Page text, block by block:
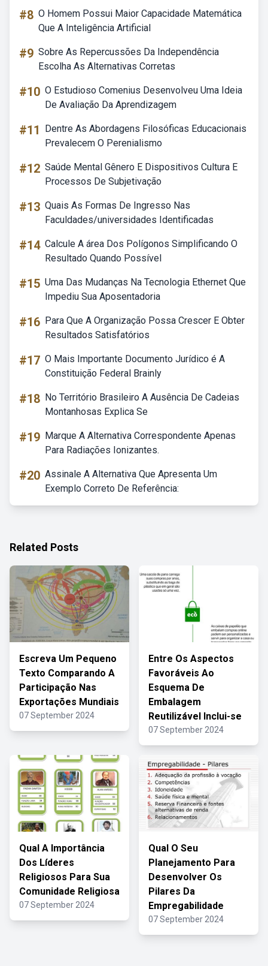
#8 O Homem Possui Maior Capacidade Matemática
Que A Inteligência Artificial
#9 Sobre As Repercussões Da Independência
Escolha As Alternativas Corretas
#10 O Estudioso Comenius Desenvolveu Uma Ideia
De Avaliação Da Aprendizagem
#11
Dentre As Abordagens Filosóficas Educacionais
Prevalecem O Perenialismo
#12 Saúde Mental Gênero E Dispositivos Cultura E
Processos De Subjetivação
#13 Quais As Formas De Ingresso Nas
Faculdades/universidades Identificadas
#14 Calcule A área Dos Polígonos Simplificando O
Resultado Quando Possível
#15 Uma Das Mudanças Na Tecnologia Ethernet Que
Impediu Sua Aposentadoria
#16 Para Que A Organização Possa Crescer E Obter
Resultados Satisfatórios
#17 O Mais Importante Documento Jurídico é A
Constituição Federal Brainly
#18 No Território Brasileiro A Ausência De Cadeias
Montanhosas Explica Se
#19 Marque A Alternativa Correspondente Apenas
Para Radiações Ionizantes.
#20 Assinale A Alternativa Que Apresenta Um
Exemplo Correto De Referência:
Related Posts
Escreva Um Pequeno
Texto Comparando A
Participação Nas
Exportações Mundiais
07 September 2024
Entre Os Aspectos
Favoráveis Ao
Esquema De
Embalagem
Reutilizável Inclui-se
07 September 2024
Qual A Importância
Dos Líderes
Religiosos Para Sua
Comunidade Religiosa
07 September 2024
Qual O Seu
Planejamento Para
Desenvolver Os
Pilares Da
Empregabilidade
07 September 2024